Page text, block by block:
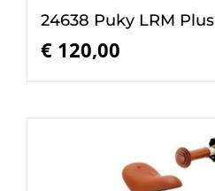
24638 Puky LRM Plus
€ 120,00